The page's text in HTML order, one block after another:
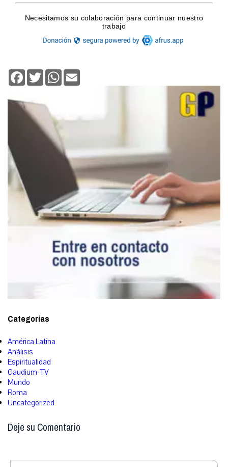
Facebook
TwitterWhatsApp
Categorías
América Latina
Análisis
Espiritualidad
Gaudium-TV
Mundo
Roma
Uncategorized
Deje su Comentario